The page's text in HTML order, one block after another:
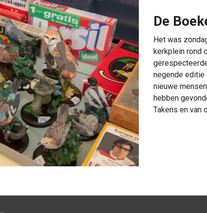
De
Het was
kerkplein rond
negende editie
nieuwe
hebben
Takens en van